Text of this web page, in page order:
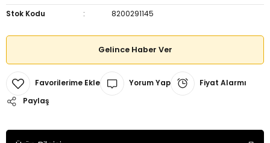
Stok Kodu
8200291145
Gelince Haber Ver
Yorum Yap
Fiyat Alarmı
Paylaş